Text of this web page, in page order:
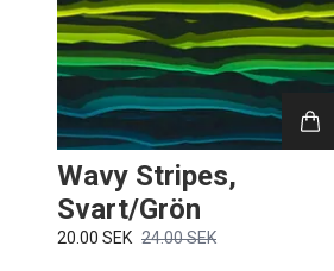
Wavy Stripes,
Svart/Grön
20.00 SEK 24.00 SEK